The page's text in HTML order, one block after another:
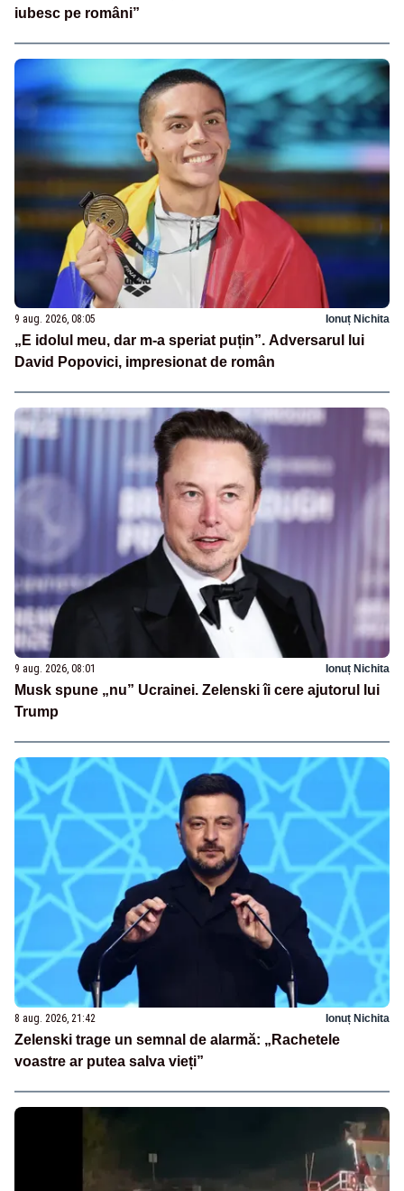
iubesc pe români”
9 aug. 2026, 08:05 Ionuț Nichita
„E idolul meu, dar m-a speriat puțin”. Adversarul lui
David Popovici, impresionat de român
9 aug. 2026, 08:01 Ionuț Nichita
Musk spune „nu” Ucrainei. Zelenski îi cere ajutorul lui
Trump
8 aug. 2026, 21:42 Ionuț Nichita
Zelenski trage un semnal de alarmă: „Rachetele
voastre ar putea salva vieți”